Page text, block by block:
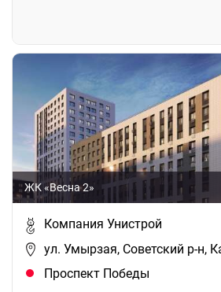
ЖК «Весна 2»
Компания Унистрой
ул. Умырзая, Советский р-н,
Проспект Победы